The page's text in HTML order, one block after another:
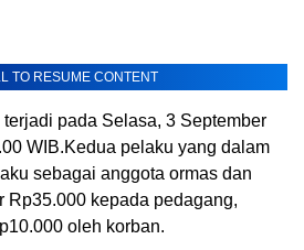
TO RESUME CONTENT
terjadi pada Selasa, 3 September
WIB.Kedua pelaku yang dalam
sebagai anggota ormas dan
Rp35.000 kepada pedagang,
oleh korban.